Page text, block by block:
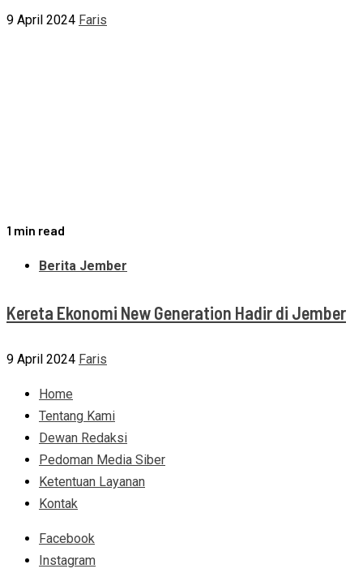
9 April 2024 Faris
1 min read
Berita Jember
Kereta Ekonomi New Generation Hadir di Jember
9 April 2024 Faris
Home
Tentang Kami
Dewan Redaksi
Pedoman Media Siber
Ketentuan Layanan
Kontak
Facebook
Instagram